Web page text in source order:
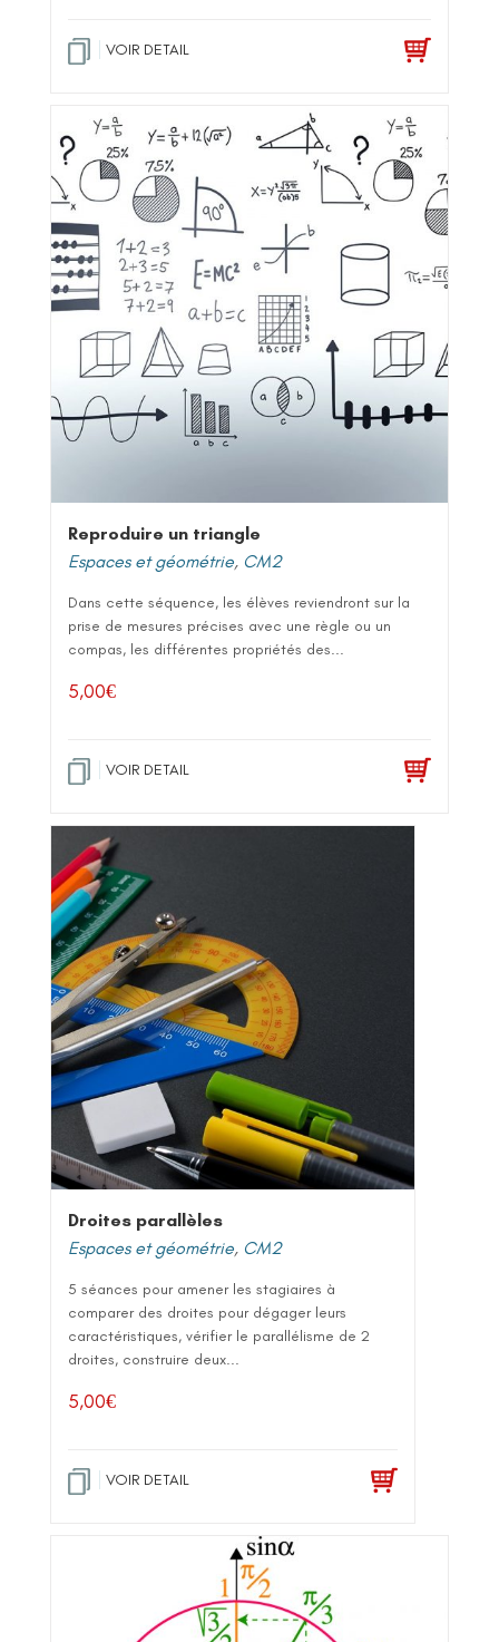
VOIR DETAIL
Reproduire un triangle
Espaces et géométrie, CM2
Dans cette séquence, les élèves reviendront sur la
prise de mesures précises avec une règle ou un
compas, les différentes propriétés des...
5,00€
VOIR DETAIL
Droites parallèles
Espaces et géométrie, CM2
5 séances pour amener les stagiaires à
comparer des droites pour dégager leurs
caractéristiques, vérifier le parallélisme de 2
droites, construire deux...
5,00€
VOIR DETAIL